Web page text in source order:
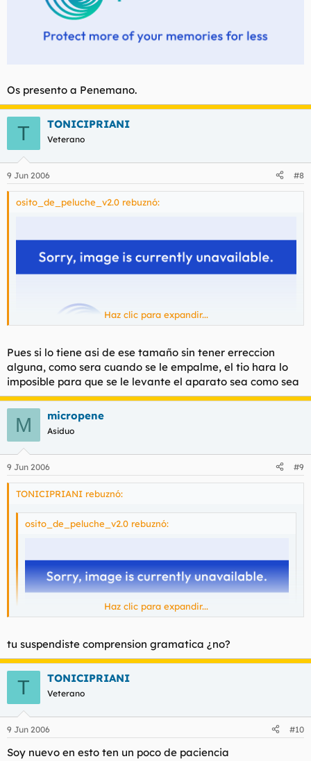
Os presento a Penemano.
T TONICIPRIANI
Veterano
9 Jun 2006 #8
osito_de_peluche_v2.0 rebuznó:
Os presento a Penemano.
Haz clic para expandir...
Pues si lo tiene asi de ese tamaño sin tener erreccion
alguna, como sera cuando se le empalme, el tio hara lo
imposible para que se le levante el aparato sea como sea
M micropene
Asiduo
9 Jun 2006 #9
TONICIPRIANI rebuznó:
osito_de_peluche_v2.0 rebuznó:
Os presento a Penemano.
Pues si lo tiene asi de ese tamaño sin tener erreccion alguna,
como sera cuando se le empalme, el tio hara lo imposible para
que se le levante el aparato sea como sea
Haz clic para expandir...
tu suspendiste comprension gramatica ¿no?
T TONICIPRIANI
Veterano
9 Jun 2006 #10
Soy nuevo en esto ten un poco de paciencia